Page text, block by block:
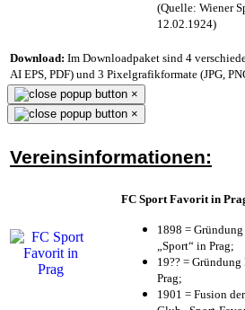
(Quelle: Wiener
12.02.1924)
Download: Im Downloadpaket sind 4
AI EPS, PDF) und 3 Pixelgrafikformate (JPG,
×
×
Vereinsinformationen:
FC Sport Favorit in
1898 =
„Sport“ in Prag;
19?? =
Prag;
1901 = Fusion